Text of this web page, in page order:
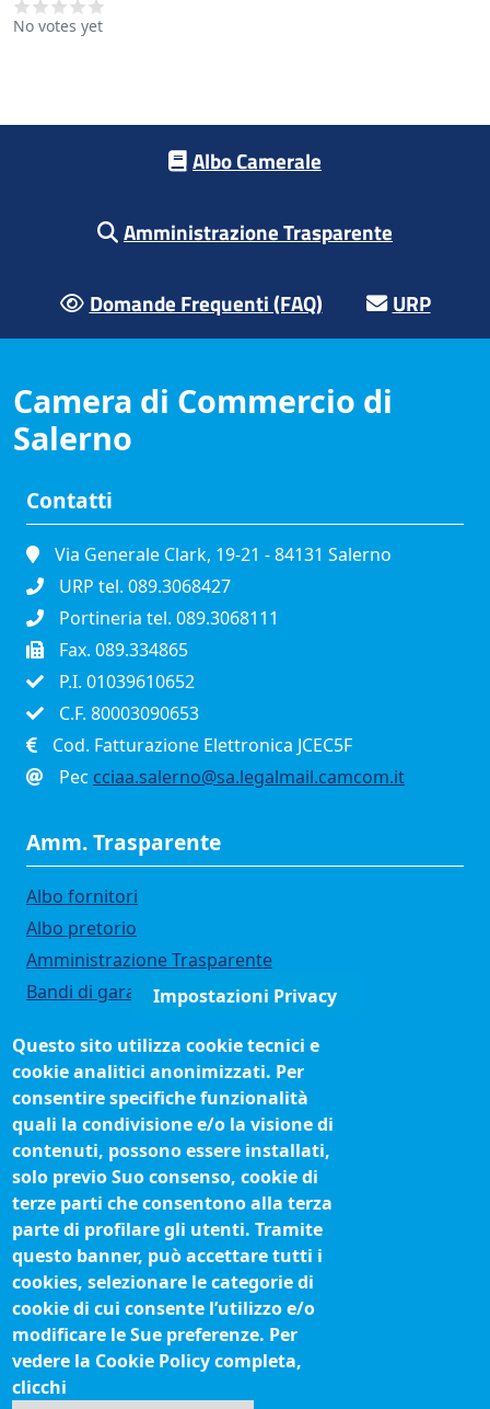
No votes yet
Albo Camerale
Amministrazione Trasparente
Domande Frequenti (FAQ) URP
Camera di Commercio di
Salerno
Contatti
Via Generale Clark, 19-21 - 84131 Salerno
URP tel. 089.3068427
Portineria tel. 089.3068111
Fax. 089.334865
P.I. 01039610652
C.F. 80003090653
Cod. Fatturazione Elettronica JCEC5F
Pec cciaa.salerno@sa.legalmail.camcom.it
Amm. Trasparente
Albo fornitori
Albo pretorio
Amministrazione Trasparente
Bandi di gara
Concorsi e selezioni
Organigramma
Procedimenti (come fare per)
Siti tematici
Biblioteca camerale
Fatturazione elettronica
IBAN pagamenti alla CCIAA
Questionari soddisfazione utenti
Seguici su
Impostazioni Privacy
Questo sito utilizza cookie tecnici e
cookie analitici anonimizzati. Per
consentire specifiche funzionalità
quali la condivisione e/o la visione di
contenuti, possono essere installati,
solo previo Suo consenso, cookie di
terze parti che consentono alla terza
parte di profilare gli utenti. Tramite
questo banner, può accettare tutti i
cookies, selezionare le categorie di
cookie di cui consente l’utilizzo e/o
modificare le Sue preferenze. Per
vedere la Cookie Policy completa,
clicchi